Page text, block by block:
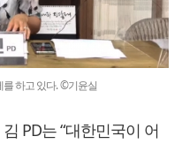
하고 있다. ©기윤실
PD는 “대한민국이 어